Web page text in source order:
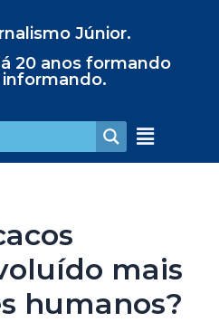
Júnior.
20 anos formando
informando.
mais
humanos?